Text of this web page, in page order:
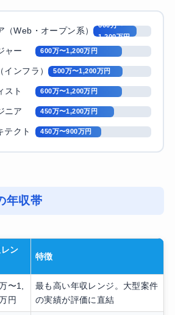
（Web・オープン系）
600万〜
1,200万円
ャー 600万〜1,200万円
インフラ） 500万〜1,200万円
スト 600万〜1,200万円
ニア 450万〜1,200万円
テクト 450万〜900万円
年収帯
ン
特徴
〜1,
円
最も高い年収レンジ。大型案件
の実績が評価に直結